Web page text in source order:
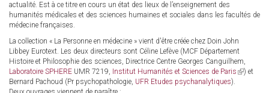
actualité. Est à ce titre en cours un état des lieux de l’enseignement des
humanités médicales et des sciences humaines et sociales dans les facultés de
médecine françaises.
La collection « La Personne en médecine » vient d'être créée chez Doin John
Libbey Eurotext. Les deux directeurs sont Céline Lefève (MCF Département
Histoire et Philosophie des sciences, Directrice Centre Georges Canguilhem,
Laboratoire SPHERE UMR 7219, Institut Humanités et Sciences de Paris (link
) et
Bernard Pachoud (Pr psychopathologie, UFR Etudes psychanalytiques).